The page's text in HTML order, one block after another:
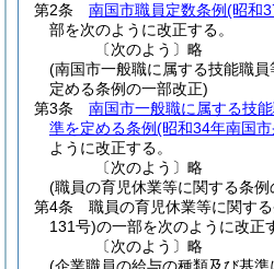
第2条
南国市職員定数条例(昭和
部を次のように改正する。
〔次のよう〕略
(南国市一般職に属する技能職
定める条例の一部改正)
第3条
南国市一般職に属する技
準を定める条例(昭和34年南国
ように改正する。
〔次のよう〕略
(職員の育児休業等に関する条例
第4条
職員の育児休業等に関する
131号)の一部を次のように改正
〔次のよう〕略